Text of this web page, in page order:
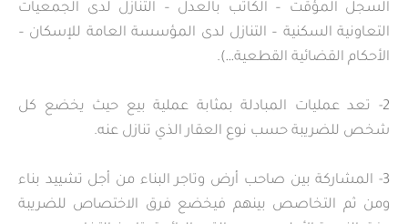
السجل المؤقت – الكاتب بالعدل – التنازل لدى الجمعيات
التعاونية السكنية – التنازل لدى المؤسسة العامة للإسكان –
الأحكام القضائية القطعية…).
2- تعد عمليات المبادلة بمثابة عملية بيع حيث يخضع كل
شخص للضريبة حسب نوع العقار الذي تنازل عنه.
3- المشاركة بين صاحب أرض وتاجر البناء من أجل تشييد بناء
ومن ثم التخاصص بينهم فيخضع فرق الاختصاص للضريبة